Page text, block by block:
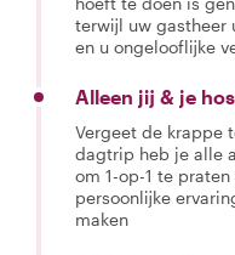
terwijl uw gastheer
en u ongelooflijke
Alleen jij & je
Vergeet de krappe
dagtrip heb je alle
om 1-op-1 te
persoonlijke
maken